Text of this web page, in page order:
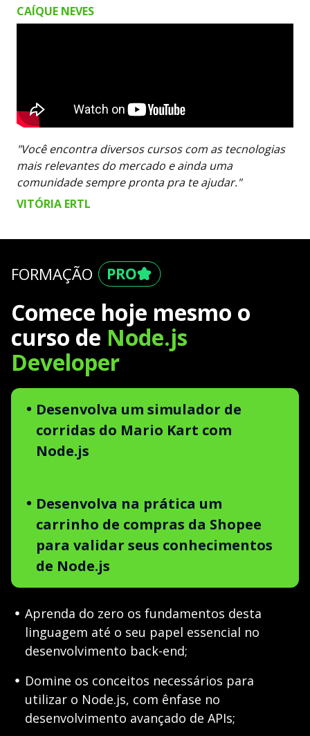
CAÍQUE NEVES
"Você encontra diversos cursos com as tecnologias
mais relevantes do mercado e ainda uma
comunidade sempre pronta pra te ajudar."
VITÓRIA ERTL
FORMAÇÃO
Comece hoje mesmo o
curso de Node.js
Developer
Desenvolva um simulador de
corridas do Mario Kart com
Node.js
Desenvolva na prática um
carrinho de compras da Shopee
para validar seus conhecimentos
de Node.js
Aprenda do zero os fundamentos desta
linguagem até o seu papel essencial no
desenvolvimento back-end;
Domine os conceitos necessários para
utilizar o Node.js, com ênfase no
desenvolvimento avançado de APIs;